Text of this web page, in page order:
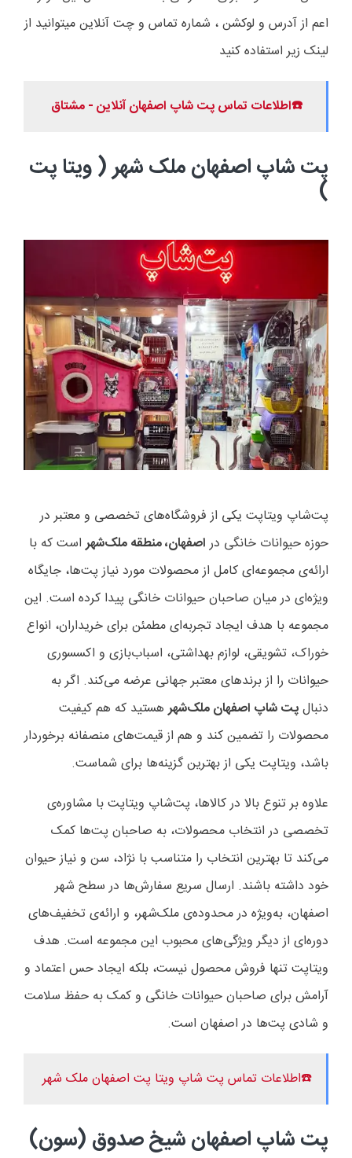
اعم از آدرس و لوکشن ، شماره تماس و چت آنلاین میتوانید از
لینک زیر استفاده کنید
☎️اطلاعات تماس پت شاپ اصفهان آنلاین - مشتاق
پت شاپ اصفهان ملک شهر ( ویتا پت
)
پت‌شاپ ویتاپت یکی از فروشگاه‌های تخصصی و معتبر در
حوزه حیوانات خانگی دراصفهان، منطقه ملک‌شهراست که با
ارائه‌ی مجموعه‌ای کامل از محصولات مورد نیاز پت‌ها، جایگاه
ویژه‌ای در میان صاحبان حیوانات خانگی پیدا کرده است. این
مجموعه با هدف ایجاد تجربه‌ای مطمئن برای خریداران، انواع
خوراک، تشویقی، لوازم بهداشتی، اسباب‌بازی و اکسسوری
حیوانات را از برندهای معتبر جهانی عرضه می‌کند. اگر به
دنبالپت شاپ اصفهان ملک‌شهرهستید که هم کیفیت
محصولات را تضمین کند و هم از قیمت‌های منصفانه برخوردار
باشد، ویتاپت یکی از بهترین گزینه‌ها برای شماست.
علاوه بر تنوع بالا در کالاها، پت‌شاپ ویتاپت با مشاوره‌ی
تخصصی در انتخاب محصولات، به صاحبان پت‌ها کمک
می‌کند تا بهترین انتخاب را متناسب با نژاد، سن و نیاز حیوان
خود داشته باشند. ارسال سریع سفارش‌ها در سطح شهر
اصفهان، به‌ویژه در محدوده‌ی ملک‌شهر، و ارائه‌ی تخفیف‌های
دوره‌ای از دیگر ویژگی‌های محبوب این مجموعه است. هدف
ویتاپت تنها فروش محصول نیست، بلکه ایجاد حس اعتماد و
آرامش برای صاحبان حیوانات خانگی و کمک به حفظ سلامت
و شادی پت‌ها در اصفهان است.
☎️اطلاعات تماس پت شاپ ویتا پت اصفهان ملک شهر
پت شاپ اصفهان شیخ صدوق (سون)